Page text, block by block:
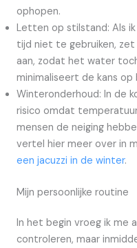
ophopen.
Letten op stilstand: Als
tijd niet te gebruiken,
aan, zodat het water
minimaliseert de kans op
Winteronderhoud: In de
risico omdat
mensen de neiging
vertel hier meer over in
een jacuzzi in de winter.
Mijn persoonlijke routine
In het begin vroeg ik me
controleren, maar